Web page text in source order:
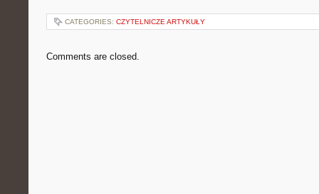
CATEGORIES: CZYTELNICZE ARTYKUŁY
Comments are closed.